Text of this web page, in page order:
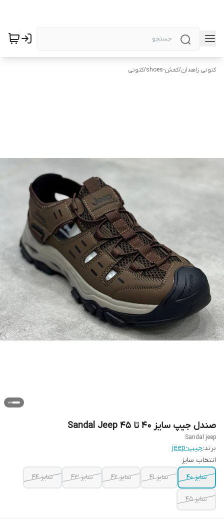
کتونی زاهدان/کفش-shoes /کتونی
صندل جیپ سایز ۴۰ تا ۴۵ Sandal Jeep
Sandal jeep
برند:جیپ-jeep
انتخاب سایز
سایز ۴۰
سایز ۴۱ سایز ۴۲ سایز ۴۳ سایز ۴۴
سایز ۴۵